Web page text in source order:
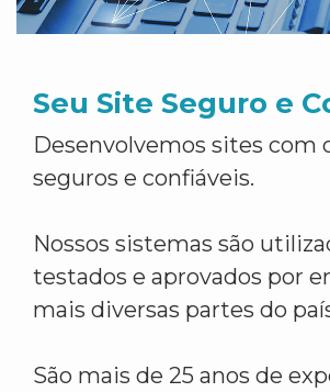
Seu Site Seguro e
Desenvolvemos sites com
seguros e confiáveis.
Nossos sistemas são
testados e aprovados por
mais diversas partes do
São mais de 25 anos de